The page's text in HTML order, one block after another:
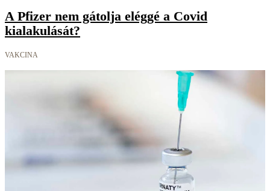
A Pfizer nem gátolja eléggé a Covid
kialakulását?
VAKCINA